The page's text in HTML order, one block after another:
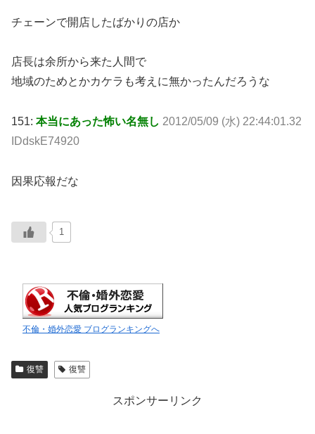
チェーンで開店したばかりの店か
店長は余所から来た人間で
地域のためとかカケラも考えに無かったんだろうな
151: 本当にあった怖い名無し 2012/05/09 (水) 22:44:01.32
IDdskE74920
因果応報だな
1
不倫・婚外恋愛 ブログランキングへ
復讐 復讐
スポンサーリンク